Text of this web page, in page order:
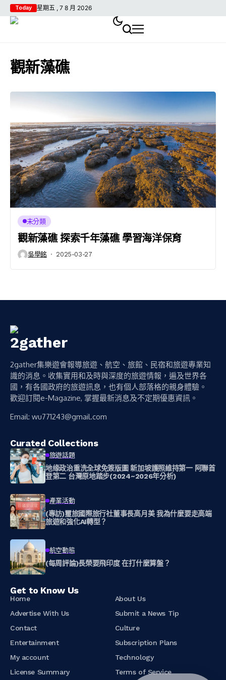
Today 星期五 , 7 8 月 2026
觀新藻礁
未分類
觀新藻礁 探索千年藻礁 學習海洋保育
吳學銘 2025-03-27
2gather集樂遊會報導旅遊、航空、旅館、民宿和旅遊專業知
識的消息。收集實用和及時與深度的旅遊情報，遍及世界各
國，有各國政府的旅遊訊息，也有個人部落格的親身體驗。
歡迎訂閱e-Magazine, 掌握最新消息及不定期優惠資訊。
Email: wu771243@gmail.com
Curated Collections
旅遊話題
地缘政治重洗全球免簽版圖 新加坡護照維持第一 阿聯首
登第二 台灣原地踏步(2024~2026年分析)
產業活動
(專訪)璽旅國際旅行社董事長高月美 我為什麼要走高端
旅遊和強化AI轉型？
航空動態
(每周評論)長榮要飛印度 在打什麼算盤？
Get to Know Us
Home
About Us
Advertise With Us
Submit a News Tip
Contact
Culture
Entertainment
Subscription Plans
My account
Technology
License Summary
Terms of Service